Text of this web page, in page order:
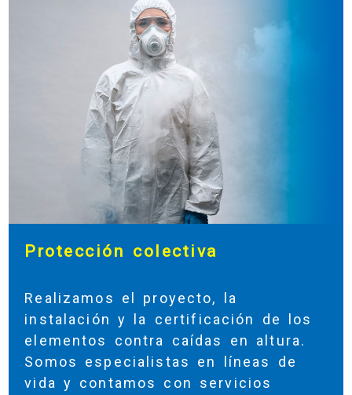
Protección colectiva
Realizamos el proyecto, la
instalación y la certificación de los
elementos contra caídas en altura.
Somos especialistas en líneas de
vida y contamos con servicios